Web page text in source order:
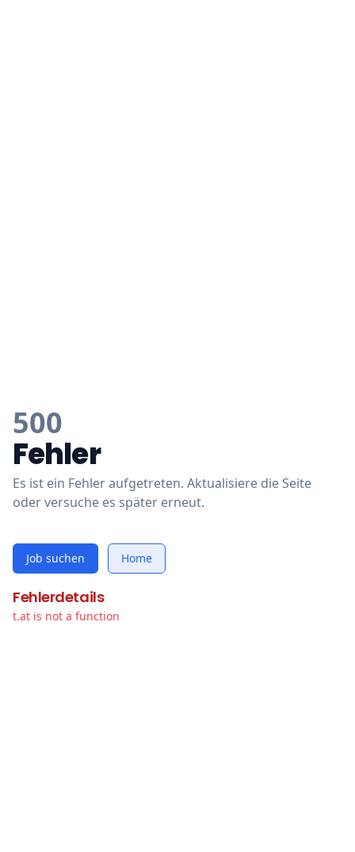
500
Fehler
Es ist ein Fehler aufgetreten. Aktualisiere die Seite
oder versuche es später erneut.
Job suchen Home
Fehlerdetails
t.at is not a function